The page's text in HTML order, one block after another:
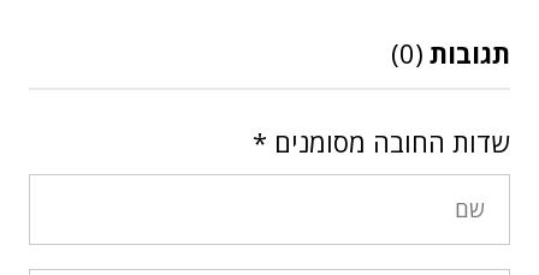
תגובות (0)
שדות החובה מסומנים *